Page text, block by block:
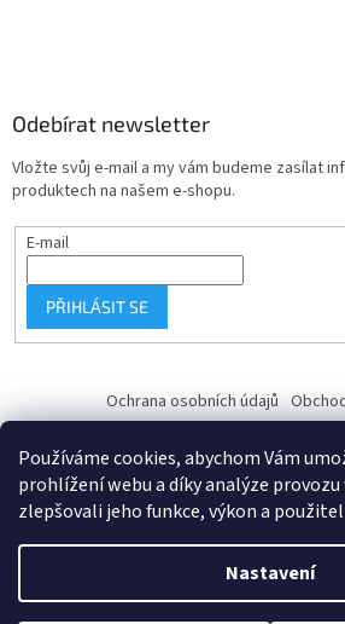
Používáme cookies, abychom Vám
prohlížení webu a díky analýze
zlepšovali jeho funkce, výkon a
Nastavení
Odebírat newsletter
Vložte svůj e-mail a my vám budeme zasílat
produktech na našem e-shopu.
E-mail
PŘIHLÁSIT SE
Ochrana osobních údajů